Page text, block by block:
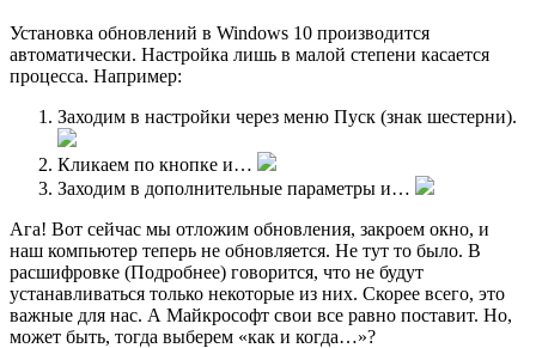
Установка обновлений в Windows 10 производится
автоматически. Настройка лишь в малой степени касается
процесса. Например:
Заходим в настройки через меню Пуск (знак шестерни).
Кликаем по кнопке и…
Заходим в дополнительные параметры и…
Ага! Вот сейчас мы отложим обновления, закроем окно, и
наш компьютер теперь не обновляется. Не тут то было. В
расшифровке (Подробнее) говорится, что не будут
устанавливаться только некоторые из них. Скорее всего, это
важные для нас. А Майкрософт свои все равно поставит. Но,
может быть, тогда выберем «как и когда…»?